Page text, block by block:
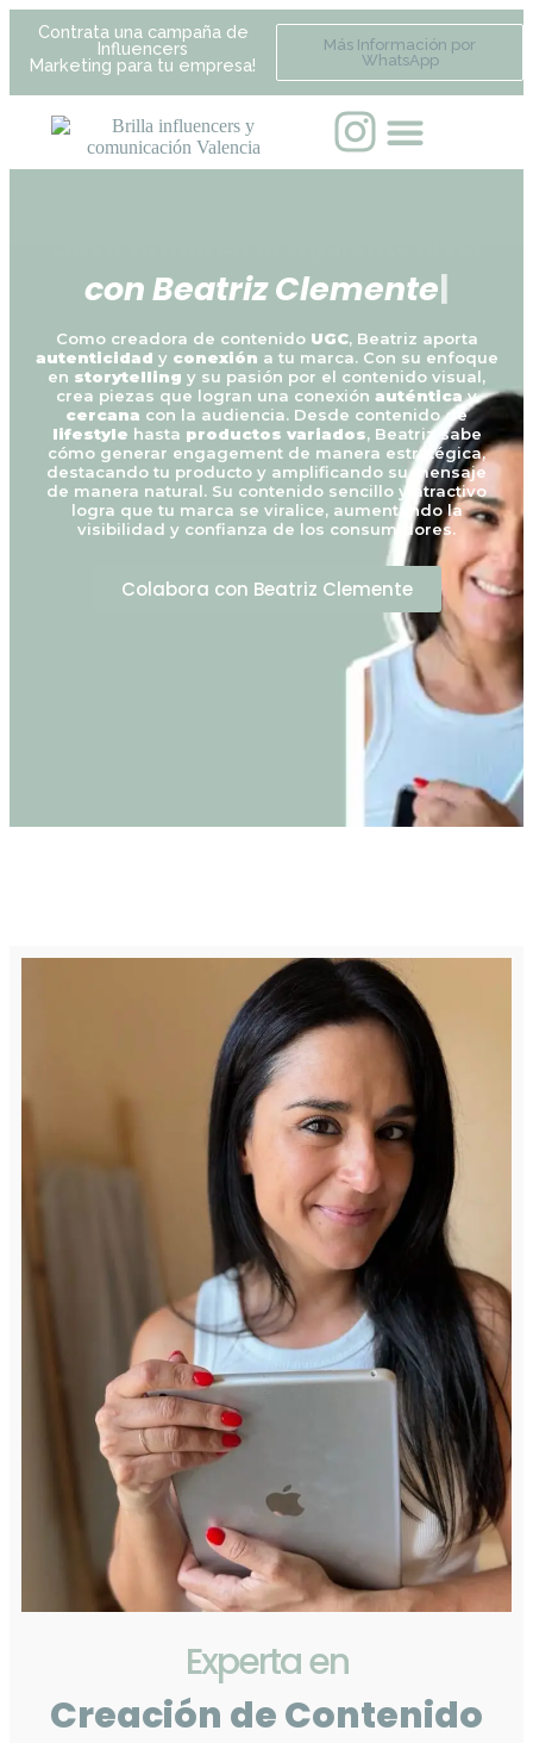
Contrata una campaña de
Influencers
Marketing para tu empresa!
Más Información por
WhatsApp
conBeatrizClemente|
Como creadora de contenido UGC, Beatriz aporta
autenticidad y conexión a tu marca. Con su enfoque
en storytelling y su pasión por el contenido visual,
crea piezas que logran una conexión auténticay
cercana con la audiencia. Desde contenido de
lifestyle hasta productos variados, Beatriz sabe
cómo generar engagement de manera estratégica,
destacando tu producto y amplificando su mensaje
de manera natural. Su contenido sencillo y atractivo
logra que tu marca se viralice, aumentando la
visibilidad y confianza de los consumidores.
Colabora con Beatriz Clemente
Experta en
Creación de Contenido